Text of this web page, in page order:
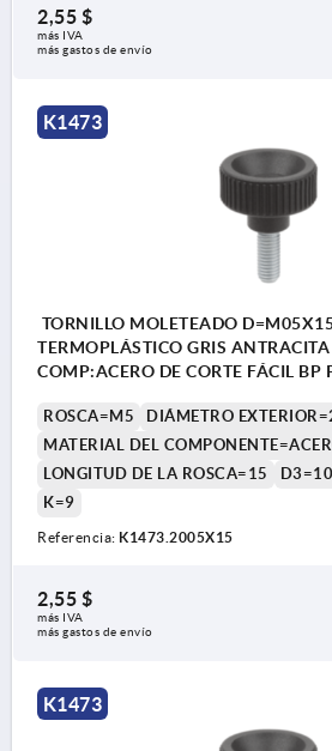
2,55 $
más IVA
más gastos de envío
K1473
TORNILLO MOLETEADO
TERMOPLÁSTICO GRIS
COMP:ACERO DE CORTE FÁCIL BP
ROSCA=M5
DIÁMETRO
MATERIAL DEL
LONGITUD DE LA ROSCA=15
K=9
Referencia: K1473.2005X15
2,55 $
más IVA
más gastos de envío
K1473